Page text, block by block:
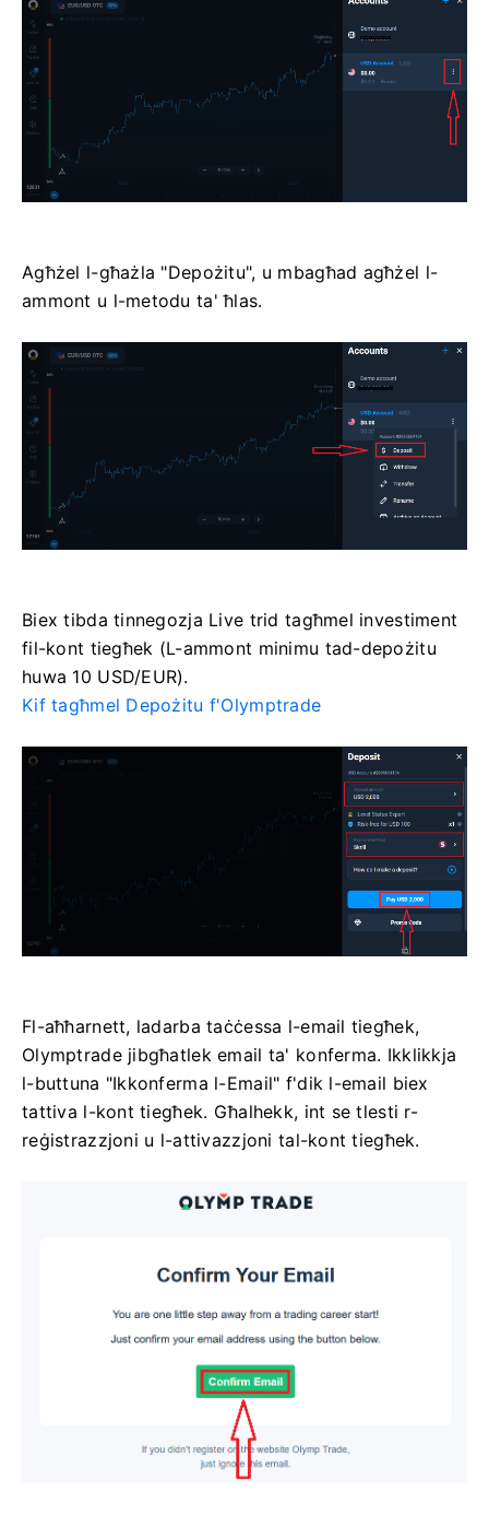
Agħżel l-għażla "Depożitu", u mbagħad agħżel l-
ammont u l-metodu ta' ħlas.
Biex tibda tinnegozja Live trid tagħmel investiment
fil-kont tiegħek (L-ammont minimu tad-depożitu
huwa 10 USD/EUR).
Kif tagħmel Depożitu f'Olymptrade
Fl-aħħarnett, ladarba taċċessa l-email tiegħek,
Olymptrade jibgħatlek email ta' konferma. Ikklikkja
l-buttuna "Ikkonferma l-Email" f'dik l-email biex
tattiva l-kont tiegħek. Għalhekk, int se tlesti r-
reġistrazzjoni u l-attivazzjoni tal-kont tiegħek.